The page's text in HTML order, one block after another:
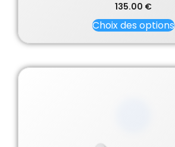
135.00 €
Choix des options